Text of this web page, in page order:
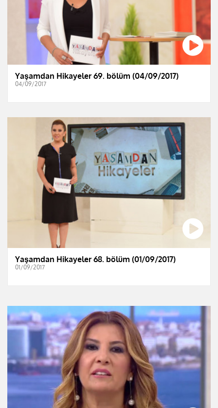
Yaşamdan Hikayeler 69. bölüm (04/09/2017)
04/09/2017
Yaşamdan Hikayeler 68. bölüm (01/09/2017)
01/09/2017